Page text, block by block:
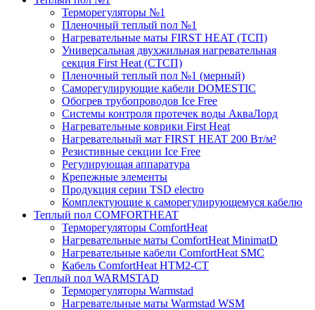
Терморегуляторы №1
Пленочный теплый пол №1
Нагревательные маты FIRST HEAT (ТСП)
Универсальная двухжильная нагревательная
секция First Heat (СТСП)
Пленочный теплый пол №1 (мерный)
Саморегулирующие кабели DOMESTIC
Обогрев трубопроводов Ice Free
Системы контроля протечек воды АкваЛорд
Нагревательные коврики First Heat
Нагревательный мат FIRST HEAT 200 Вт/м²
Резистивные секции Ice Free
Регулирующая аппаратура
Крепежные элементы
Продукция серии TSD electro
Комплектующие к саморегулирующемуся кабелю
Теплый пол COMFORTHEAT
Терморегуляторы ComfortHeat
Нагревательные маты ComfortHeat MinimatD
Нагревательные кабели ComfortHeat SMC
Кабель ComfortHeat HTM2-CT
Теплый пол WARMSTAD
Терморегуляторы Warmstad
Нагревательные маты Warmstad WSM